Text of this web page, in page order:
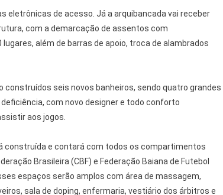
eletrônicas de acesso. Já a arquibancada vai receber
com a demarcação de assentos com
além de barras de apoio, troca de alambrados
construídos seis novos banheiros, sendo quatro grandes
com novo designer e todo conforto
aos jogos.
construída e contará com todos os compartimentos
Brasileira (CBF) e Federação Baiana de Futebol
espaços serão amplos com área de massagem,
sala de doping, enfermaria, vestiário dos árbitros e